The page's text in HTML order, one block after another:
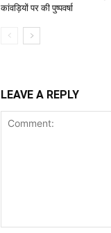
कांवड़ियों पर की पुष्पवर्षा
LEAVE A REPLY